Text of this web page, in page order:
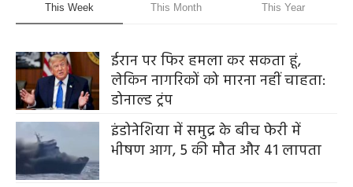
This Week This Month This Year
ईरान पर फिर हमला कर सकता हूं,
लेकिन नागरिकों को मारना नहीं चाहता:
डोनाल्ड ट्रंप
इंडोनेशिया में समुद्र के बीच फेरी में
भीषण आग, 5 की मौत और 41 लापता